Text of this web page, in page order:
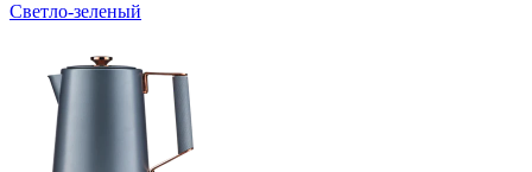
Светло-зеленый